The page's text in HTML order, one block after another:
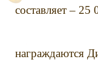
составляет –
6.2
награждаются